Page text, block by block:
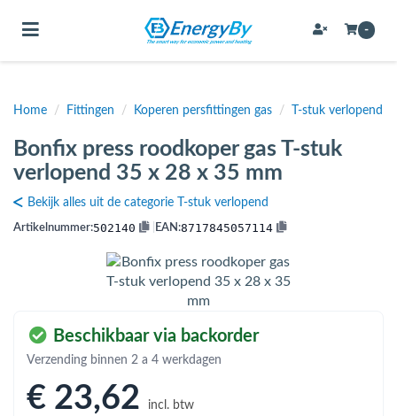
(Bevestigingsmateriaal / schroeven)
(Buffervaten, hygiene boilers & boilervaten)
(Buizen & leidingen)
(Expansievaten)
(Flexibele slangen)
(Gereedschap)
(Hemelwaterafvoer & riolering)
Toggle navigation -
Home / Fittingen / Koperen persfittingen gas / T-stuk verlopend
Bonfix press roodkoper gas T-stuk
verlopend 35 x 28 x 35 mm
Bekijk alles uit de categorie T-stuk verlopend
Artikelnummer:502140 EAN:8717845057114
Beschikbaar via backorder
Verzending binnen 2 a 4 werkdagen
€ 23,62 incl. btw